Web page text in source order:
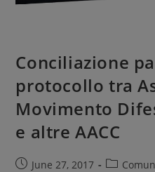
Conciliazione
protocollo tra
Movimento
e altre AACC
June 27, 2017